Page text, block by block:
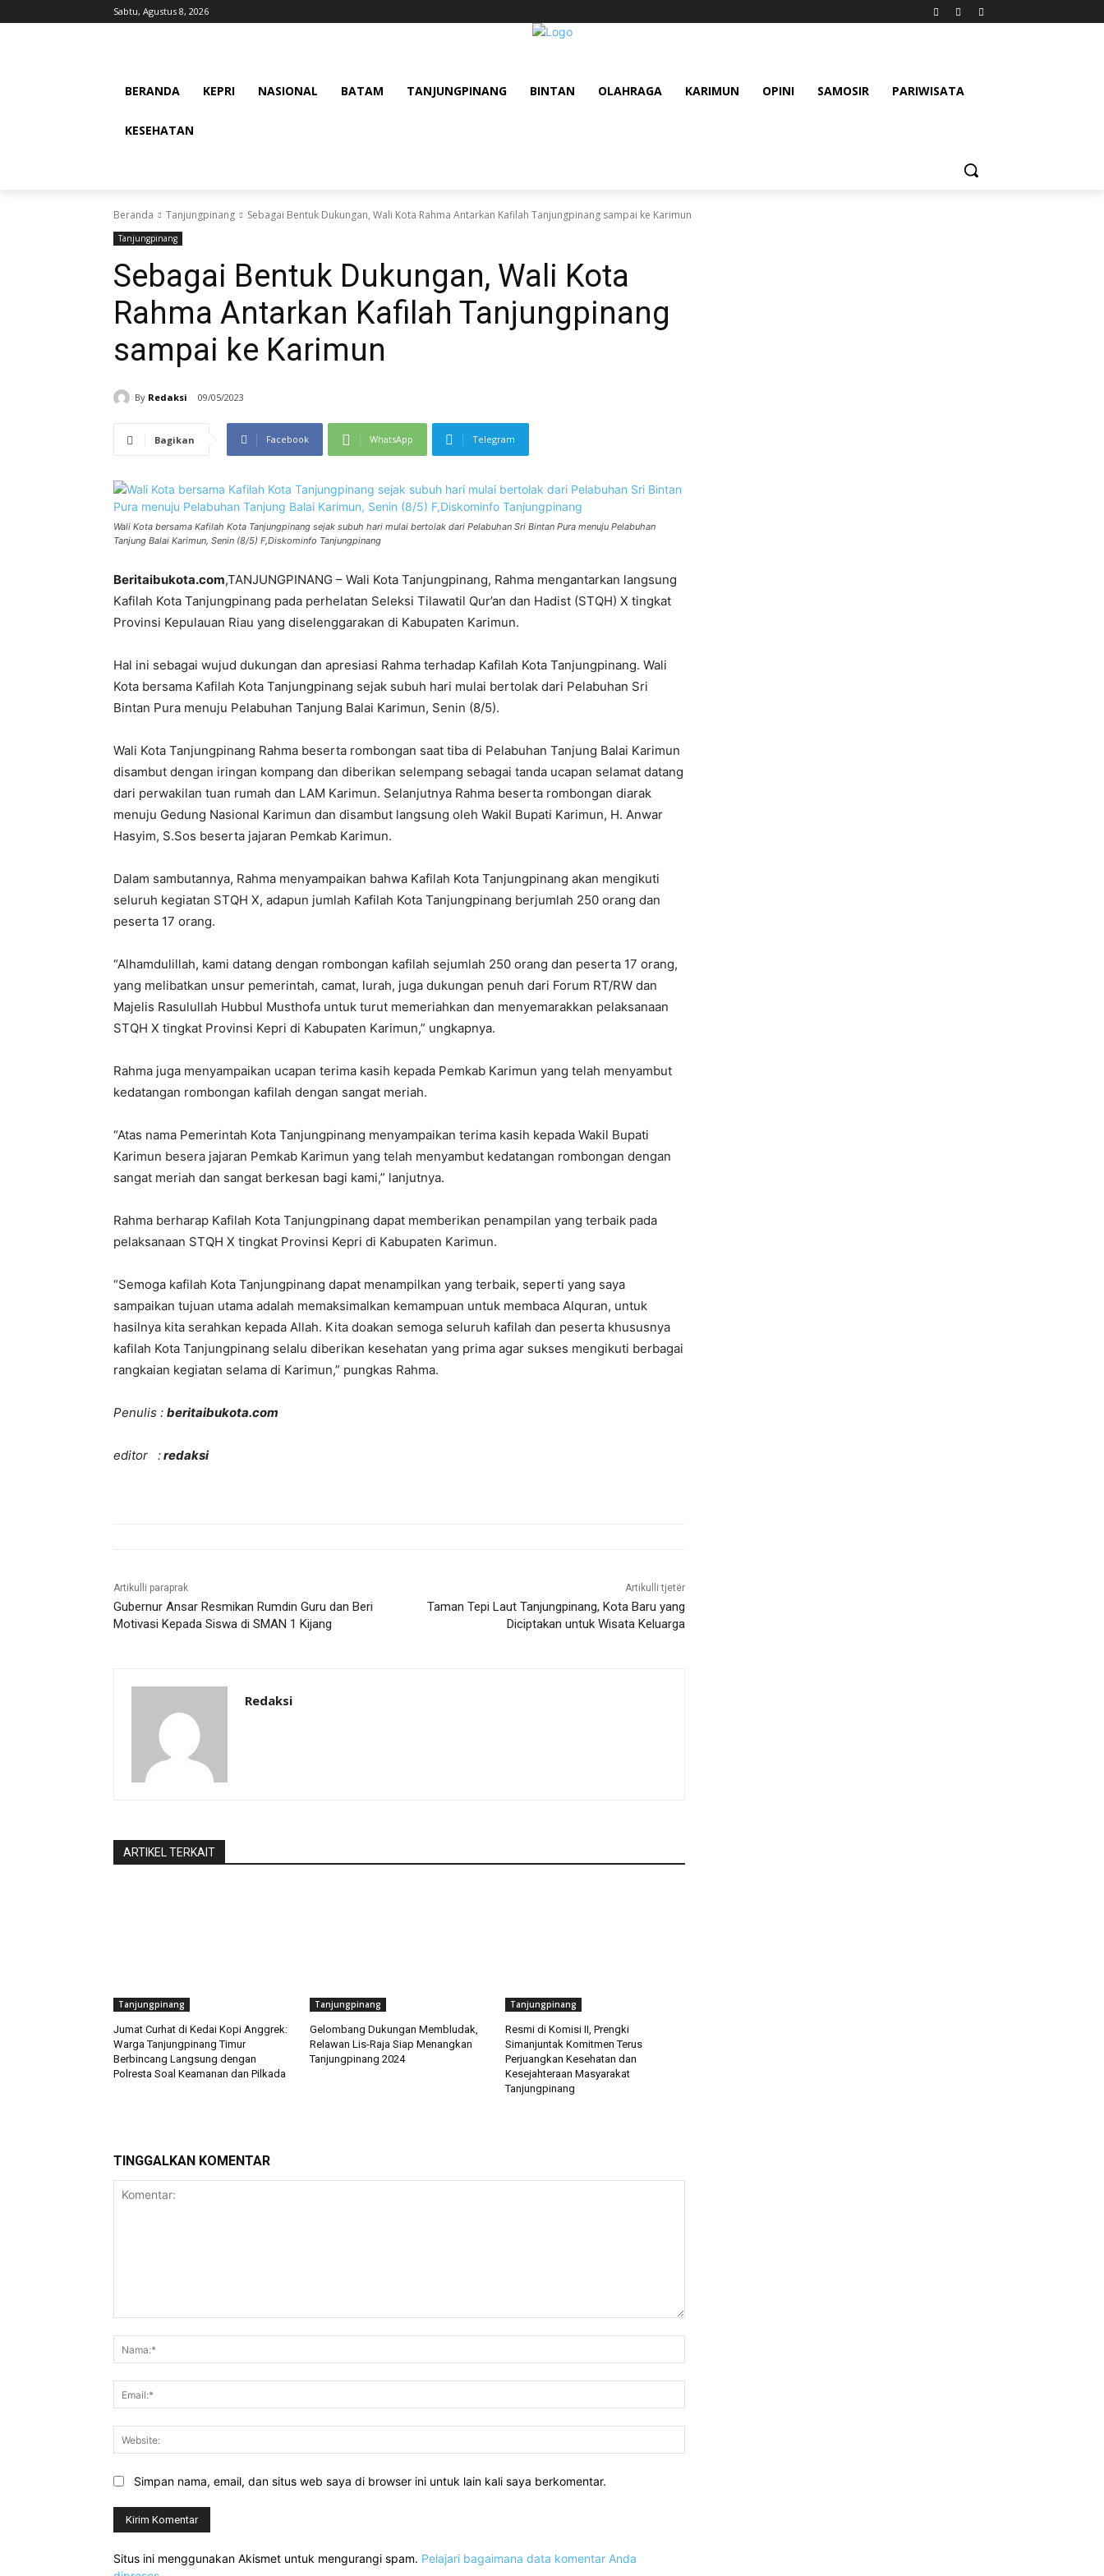
Sabtu, Agustus 8, 2026
BERANDA KEPRI NASIONAL BATAM TANJUNGPINANG BINTAN OLAHRAGA KARIMUN OPINI SAMOSIR PARIWISATA
KESEHATAN
Beranda Tanjungpinang Sebagai Bentuk Dukungan, Wali Kota Rahma Antarkan Kafilah Tanjungpinang sampai ke Karimun
Tanjungpinang
Sebagai Bentuk Dukungan, Wali Kota
Rahma Antarkan Kafilah Tanjungpinang
sampai ke Karimun
By Redaksi 09/05/2023
Bagikan Facebook WhatsApp Telegram
Wali Kota bersama Kafilah Kota Tanjungpinang sejak subuh hari mulai bertolak dari Pelabuhan Sri Bintan Pura menuju Pelabuhan
Tanjung Balai Karimun, Senin (8/5) F,Diskominfo Tanjungpinang
Beritaibukota.com,TANJUNGPINANG – Wali Kota Tanjungpinang, Rahma mengantarkan langsung
Kafilah Kota Tanjungpinang pada perhelatan Seleksi Tilawatil Qur’an dan Hadist (STQH) X tingkat
Provinsi Kepulauan Riau yang diselenggarakan di Kabupaten Karimun.
Hal ini sebagai wujud dukungan dan apresiasi Rahma terhadap Kafilah Kota Tanjungpinang. Wali
Kota bersama Kafilah Kota Tanjungpinang sejak subuh hari mulai bertolak dari Pelabuhan Sri
Bintan Pura menuju Pelabuhan Tanjung Balai Karimun, Senin (8/5).
Wali Kota Tanjungpinang Rahma beserta rombongan saat tiba di Pelabuhan Tanjung Balai Karimun
disambut dengan iringan kompang dan diberikan selempang sebagai tanda ucapan selamat datang
dari perwakilan tuan rumah dan LAM Karimun. Selanjutnya Rahma beserta rombongan diarak
menuju Gedung Nasional Karimun dan disambut langsung oleh Wakil Bupati Karimun, H. Anwar
Hasyim, S.Sos beserta jajaran Pemkab Karimun.
Dalam sambutannya, Rahma menyampaikan bahwa Kafilah Kota Tanjungpinang akan mengikuti
seluruh kegiatan STQH X, adapun jumlah Kafilah Kota Tanjungpinang berjumlah 250 orang dan
peserta 17 orang.
“Alhamdulillah, kami datang dengan rombongan kafilah sejumlah 250 orang dan peserta 17 orang,
yang melibatkan unsur pemerintah, camat, lurah, juga dukungan penuh dari Forum RT/RW dan
Majelis Rasulullah Hubbul Musthofa untuk turut memeriahkan dan menyemarakkan pelaksanaan
STQH X tingkat Provinsi Kepri di Kabupaten Karimun,” ungkapnya.
Rahma juga menyampaikan ucapan terima kasih kepada Pemkab Karimun yang telah menyambut
kedatangan rombongan kafilah dengan sangat meriah.
“Atas nama Pemerintah Kota Tanjungpinang menyampaikan terima kasih kepada Wakil Bupati
Karimun besera jajaran Pemkab Karimun yang telah menyambut kedatangan rombongan dengan
sangat meriah dan sangat berkesan bagi kami,” lanjutnya.
Rahma berharap Kafilah Kota Tanjungpinang dapat memberikan penampilan yang terbaik pada
pelaksanaan STQH X tingkat Provinsi Kepri di Kabupaten Karimun.
“Semoga kafilah Kota Tanjungpinang dapat menampilkan yang terbaik, seperti yang saya
sampaikan tujuan utama adalah memaksimalkan kemampuan untuk membaca Alquran, untuk
hasilnya kita serahkan kepada Allah. Kita doakan semoga seluruh kafilah dan peserta khususnya
kafilah Kota Tanjungpinang selalu diberikan kesehatan yang prima agar sukses mengikuti berbagai
rangkaian kegiatan selama di Karimun,” pungkas Rahma.
Penulis : beritaibukota.com
editor :redaksi
Artikulli paraprak
Gubernur Ansar Resmikan Rumdin Guru dan Beri
Motivasi Kepada Siswa di SMAN 1 Kijang
Artikulli tjetër
Taman Tepi Laut Tanjungpinang, Kota Baru yang
Diciptakan untuk Wisata Keluarga
Redaksi
ARTIKEL TERKAIT
Tanjungpinang
Jumat Curhat di Kedai Kopi Anggrek:
Warga Tanjungpinang Timur
Berbincang Langsung dengan
Polresta Soal Keamanan dan Pilkada
Tanjungpinang
Gelombang Dukungan Membludak,
Relawan Lis-Raja Siap Menangkan
Tanjungpinang 2024
Tanjungpinang
Resmi di Komisi II, Prengki
Simanjuntak Komitmen Terus
Perjuangkan Kesehatan dan
Kesejahteraan Masyarakat
Tanjungpinang
TINGGALKAN KOMENTAR
Simpan nama, email, dan situs web saya di browser ini untuk lain kali saya berkomentar.
Situs ini menggunakan Akismet untuk mengurangi spam. Pelajari bagaimana data komentar Anda